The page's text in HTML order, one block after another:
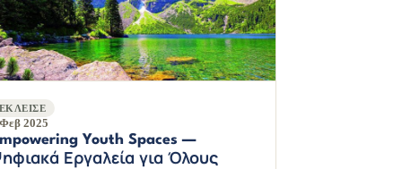
ΈΚΛΕΙΣΕ
2025
Youth Spaces —
Εργαλεία για Όλους